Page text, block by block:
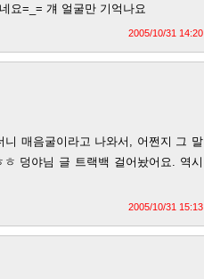
요=_= 걔 얼굴만 기억나요
2005/10/31 14:20
매음굴이라고 나와서, 어쩐지 그 말
덩야님 글 트랙백 걸어놨어요. 역시
2005/10/31 15:13